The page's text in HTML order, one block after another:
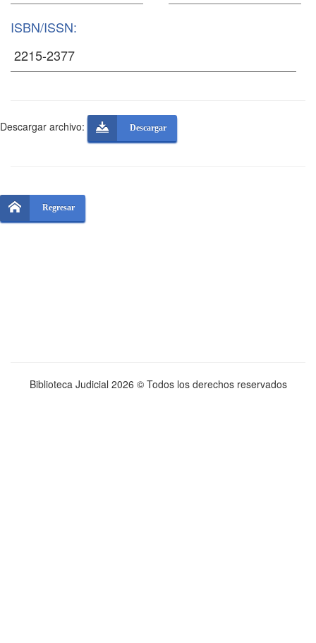
ISBN/ISSN:
Descargar archivo: Descargar
Regresar
Biblioteca Judicial 2026 © Todos los derechos reservados